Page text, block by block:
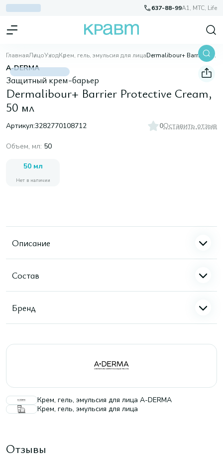
637-88-99A1, МТС, Life
ГлавнаяЛицоУходКрем, гель, эмульсия для лица Dermalibour+ Barrier Protective Cream, 50 мл
A-DERMA
Защитный крем-барьер
Dermalibour+ Barrier Protective Cream,
50 мл
Артикул:3282770108712 0Оставить отзыв
Объем, мл: 50
50 мл
Нет в наличии
Описание
Состав
Бренд
Крем, гель, эмульсия для лица A-DERMA
Крем, гель, эмульсия для лица
Отзывы